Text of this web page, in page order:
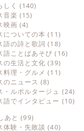
く (140)
音楽 (15)
映画 (4)
についての本 (11)
語の詩と歌詞 (18)
語ことばあそび (16)
の生活と文化 (39)
料理・グルメ (11)
のニュース (8)
・ルポルタージュ (24)
語でインタビュー (10)
あと (99)
体験・失敗談 (40)